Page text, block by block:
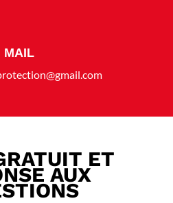
MAIL
ET
AUX